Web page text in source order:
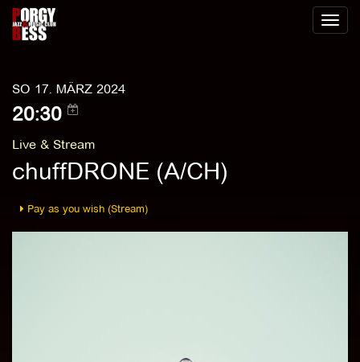
Toggle
SO 17. MÄRZ 2024
20:30
Live & Stream
chuffDRONE (A/CH)
Pay as you wish (Stream)